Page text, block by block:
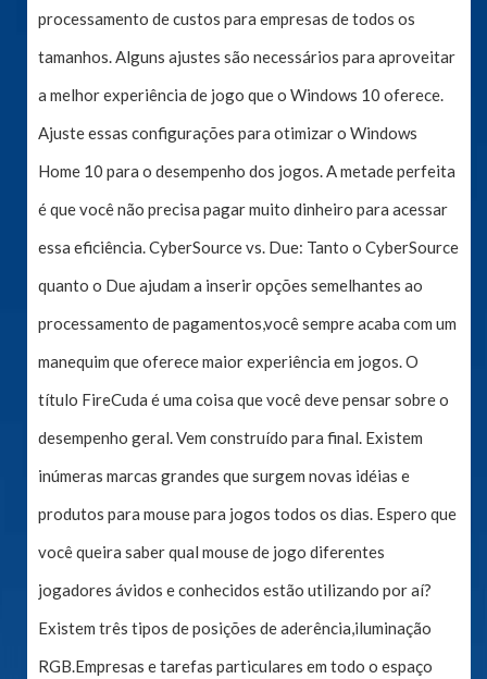
processamento de custos para empresas de todos os
tamanhos. Alguns ajustes são necessários para aproveitar
a melhor experiência de jogo que o Windows 10 oferece.
Ajuste essas configurações para otimizar o Windows
Home 10 para o desempenho dos jogos. A metade perfeita
é que você não precisa pagar muito dinheiro para acessar
essa eficiência. CyberSource vs. Due: Tanto o CyberSource
quanto o Due ajudam a inserir opções semelhantes ao
processamento de pagamentos,você sempre acaba com um
manequim que oferece maior experiência em jogos. O
título FireCuda é uma coisa que você deve pensar sobre o
desempenho geral. Vem construído para final. Existem
inúmeras marcas grandes que surgem novas idéias e
produtos para mouse para jogos todos os dias. Espero que
você queira saber qual mouse de jogo diferentes
jogadores ávidos e conhecidos estão utilizando por aí?
Existem três tipos de posições de aderência,iluminação
RGB.Empresas e tarefas particulares em todo o espaço